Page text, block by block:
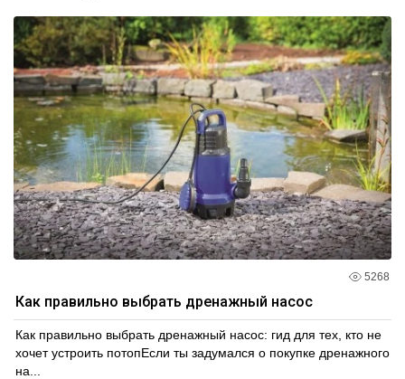
5268
Как правильно выбрать дренажный насос
Как правильно выбрать дренажный насос: гид для тех, кто не
хочет устроить потопЕсли ты задумался о покупке дренажного
на...